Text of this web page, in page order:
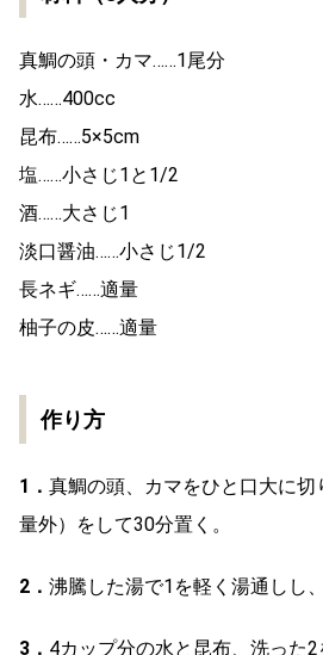
真鯛の頭・カマ……1尾分
水……400cc
昆布……5×5cm
塩……小さじ1と1/2
酒……大さじ1
淡口醤油……小さじ1/2
長ネギ……適量
柚子の皮……適量
作り方
1． 真鯛の頭、カマをひと口大に
量外）をして30分置く。
2． 沸騰した湯で1を軽く湯通しし
3． 4カップ分の水と昆布、洗った